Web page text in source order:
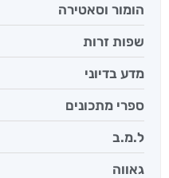
הומור וסאטירה
שפות זרות
מדע בדיוני
ספרי מתכונים
ל.מ.ב
גאווה